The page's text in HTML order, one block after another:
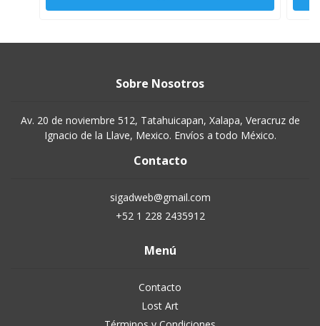
Sobre Nosotros
Av. 20 de noviembre 512, Tatahuicapan, Xalapa, Veracruz de
Ignacio de la Llave, Mexico. Envíos a todo México.
Contacto
sigadweb@gmail.com
+52 1 228 2435912
Menú
Contacto
Lost Art